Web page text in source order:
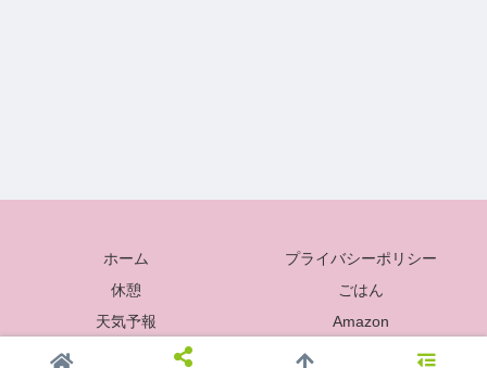
ホーム
プライバシーポリシー
休憩
ごはん
天気予報
Amazon
© 2021-2026 福岡アンテナ.